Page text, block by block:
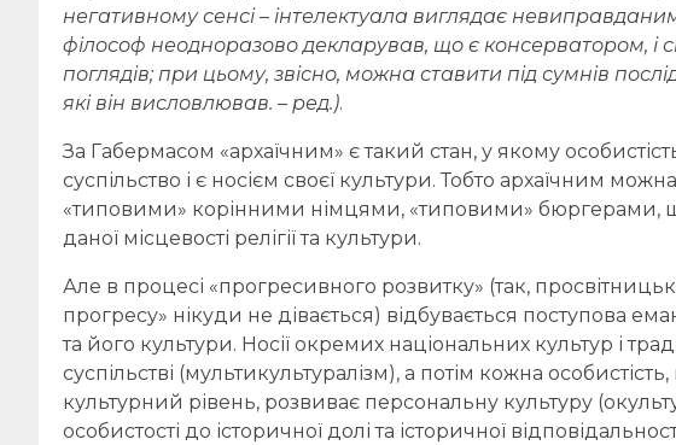
негативному сенсі – інтелектуала виглядає
філософ неодноразово декларував, що є консерватором, і
поглядів; при цьому, звісно, можна ставити під сумнів
які він висловлював. – ред.).
За Габермасом «архаїчним» є такий стан, у якому
суспільство і є носієм своєї культури. Тобто архаїчним
«типовими» корінними німцями, «типовими» бюргерами,
даної місцевості релігії та культури.
Але в процесі «прогресивного розвитку» (так,
прогресу» нікуди не дівається) відбувається поступова
та його культури. Носії окремих національних культур і
суспільстві (мультикультуралізм), а потім кожна
культурний рівень, розвиває персональну культуру
особистості до історичної долі та історичної